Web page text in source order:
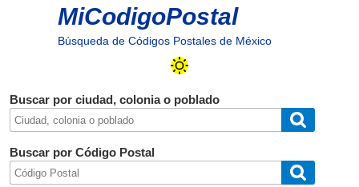
MiCodigoPostal
Búsqueda de Códigos Postales de México
Buscar por ciudad, colonia o poblado
Buscar por Código Postal